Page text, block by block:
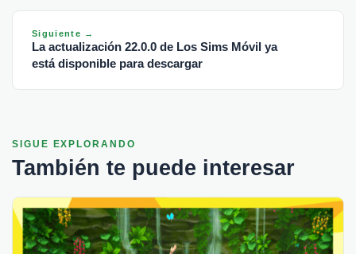
Siguiente →
La actualización 22.0.0 de Los Sims Móvil ya
está disponible para descargar
SIGUE EXPLORANDO
También te puede interesar